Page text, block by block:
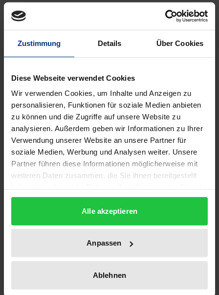
Zustimmung Details Über Cookies
Diese Webseite verwendet Cookies
Wir verwenden Cookies, um Inhalte und Anzeigen zu
personalisieren, Funktionen für soziale Medien anbieten
zu können und die Zugriffe auf unsere Website zu
analysieren. Außerdem geben wir Informationen zu Ihrer
Verwendung unserer Website an unsere Partner für
soziale Medien, Werbung und Analysen weiter. Unsere
Partner führen diese Informationen möglicherweise mit
weiteren Daten zusammen, die Sie ihnen bereitgestellt
gesammelt haben.
Alle akzeptieren
Anpassen
Ablehnen
Der Interessendualismus des
Der Preis dieses Titels richtet sich nach der
Zur Auswahl